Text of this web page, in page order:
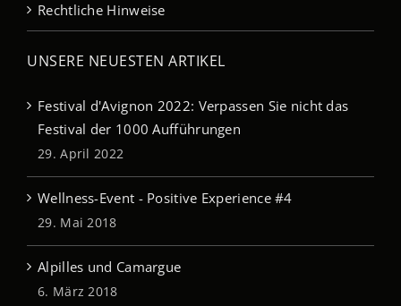
Rechtliche Hinweise
UNSERE NEUESTEN ARTIKEL
Festival d'Avignon 2022: Verpassen Sie nicht das
Festival der 1000 Aufführungen
29. April 2022
Wellness-Event - Positive Experience #4
29. Mai 2018
Alpilles und Camargue
6. März 2018